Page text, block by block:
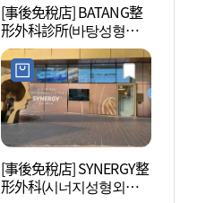
[事後免稅店] BATANG整
形外科診所(바탕성형외
과의원)
[事後免稅店] SYNERGY整
形外科(시너지성형외과